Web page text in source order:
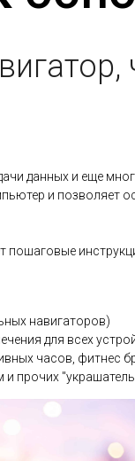
данных и еще
и позволяет
пошаговые
навигаторов)
для всех
часов, фитнес
и прочих